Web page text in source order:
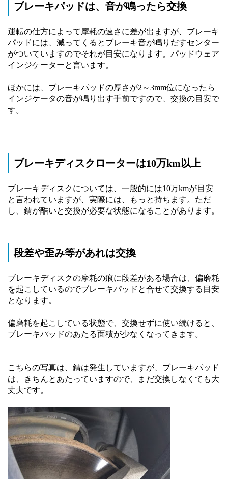
ブレーキパッドは、音が鳴ったら交換
運転の仕方によって摩耗の速さに差が出ますが、ブレーキ
パッドには、減ってくるとブレーキ音が鳴りだすセンター
がついていますのでそれが目安になります。パッドウェア
インジケーターと言います。
ほかには、ブレーキパッドの厚さが2～3mm位になったら
インジケータの音が鳴り出す手前ですので、交換の目安で
す。
ブレーキディスクローターは10万km以上
ブレーキディスクについては、一般的には10万kmが目安
と言われていますが、実際には、もっと持ちます。ただ
し、錆が酷いと交換が必要な状態になることがあります。
段差や歪み等があれは交換
ブレーキディスクの摩耗の痕に段差がある場合は、偏磨耗
を起こしているのでブレーキパッドと合せて交換する目安
となります。
偏磨耗を起こしている状態で、交換せずに使い続けると、
ブレーキパッドのあたる面積が少なくなってきます。
こちらの写真は、錆は発生していますが、ブレーキパッド
は、きちんとあたっていますので、まだ交換しなくても大
丈夫です。